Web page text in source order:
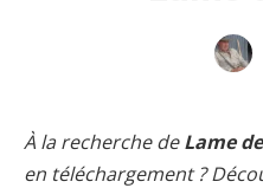
À la recherche deLame
en téléchargement ?